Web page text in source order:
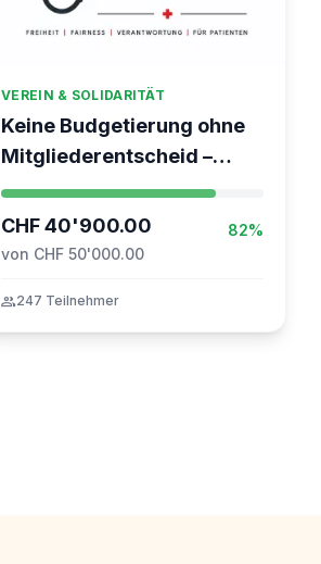
VEREIN & SOLIDARITÄT
Keine Budgetierung ohne
Mitgliederentscheid –
TARDOC-Höchstgrenze
unabhängig prüfen
CHF 40'900.00
82%
von CHF 50'000.00
group247 Teilnehmer